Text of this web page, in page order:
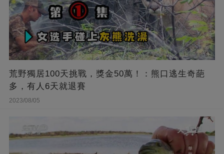
荒野獨居100天挑戰，獎金50萬！：熊口逃生奇葩
多，有人6天就退賽
2023/08/05